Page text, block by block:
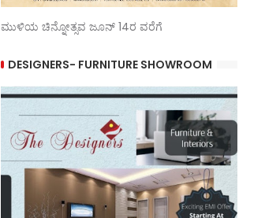
ಮುಳಿಯ ಚಿನ್ನೋತ್ಸವ ಜೂನ್ 14ರ ವರೆಗೆ
DESIGNERS- FURNITURE SHOWROOM